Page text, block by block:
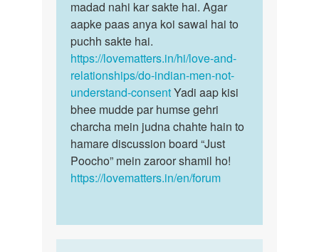
Mujhe
sex
karnanh
koi
girl…
by
Sanjay
kijiyega
hum
isme
aapki…
madad nahi kar sakte hai. Agar
aapke paas anya koi sawal hai to
puchh sakte hai.
https://lovematters.in/hi/love-and-
relationships/do-indian-men-not-
understand-consentYadi aap kisi
bhee mudde par humse gehri
charcha mein judna chahte hain to
hamare discussion board “Just
Poocho” mein zaroor shamil ho!
https://lovematters.in/en/forum